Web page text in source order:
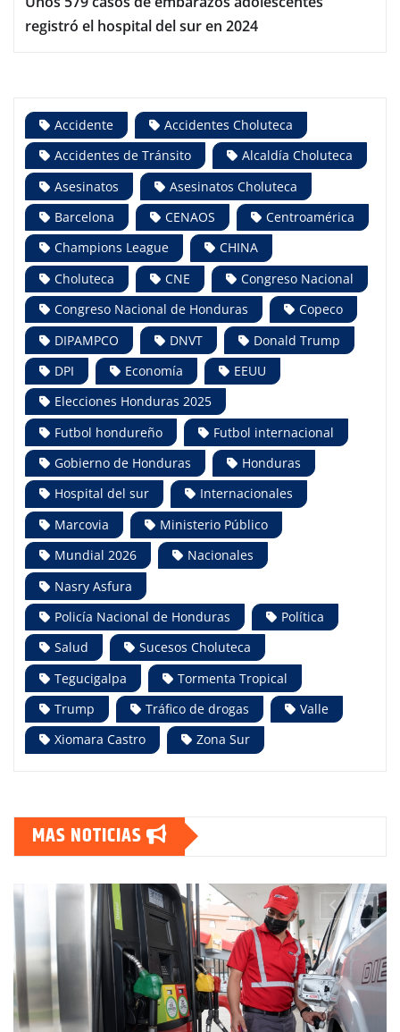
registró el hospital del sur en 2024
Accidente
Accidentes Choluteca
Accidentes de Tránsito
Alcaldía Choluteca
Asesinatos
Asesinatos Choluteca
Barcelona
CENAOS
Centroamérica
Champions League
CHINA
Choluteca
CNE
Congreso Nacional
Congreso Nacional de Honduras
Copeco
DIPAMPCO
DNVT
Donald Trump
DPI
Economía
EEUU
Elecciones Honduras 2025
Futbol hondureño
Futbol internacional
Gobierno de Honduras
Honduras
Hospital del sur
Internacionales
Marcovia
Ministerio Público
Mundial 2026
Nacionales
Nasry Asfura
Policía Nacional de Honduras
Política
Salud
Sucesos Choluteca
Tegucigalpa
Tormenta Tropical
Trump
Tráfico de drogas
Valle
Xiomara Castro
Zona Sur
MAS NOTICIAS